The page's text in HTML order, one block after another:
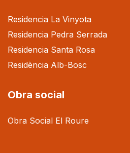
Residencia La Vinyota
Residencia Pedra Serrada
Residencia Santa Rosa
Residència Alb-Bosc
Obra social
Obra Social El Roure